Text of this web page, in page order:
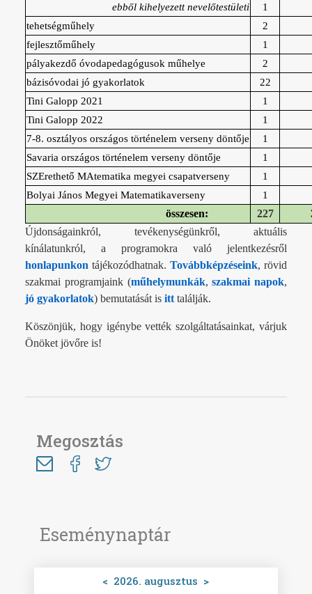
Eseménynaptár
< 2026. augusztus >
ebből kihelyezett nevelőtestületi
1
tehetségműhely
2
fejlesztőműhely
1
pályakezdő óvodapedagógusok műhelye
2
bázisóvodai jó gyakorlatok
22
Tini Galopp 2021
1
Tini Galopp 2022
1
7-8. osztályos országos történelem verseny döntője
1
Savaria országos történelem verseny döntője
1
SZErethető MAtematika megyei csapatverseny
1
Bolyai János Megyei Matematikaverseny
1
összesen: 227
Újdonságainkról, tevékenységünkről, aktuális
kínálatunkról, a programokra való jelentkezésről
honlapunkon tájékozódhatnak. Továbbképzéseink, rövid
szakmai programjaink (műhelymunkák,szakmai napok,
jó gyakorlatok) bemutatását is itt találják.
Köszönjük, hogy igénybe vették szolgáltatásainkat, várjuk
Önöket jövőre is!
Megosztás